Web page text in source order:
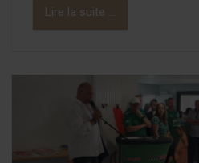
Lire la suite ...